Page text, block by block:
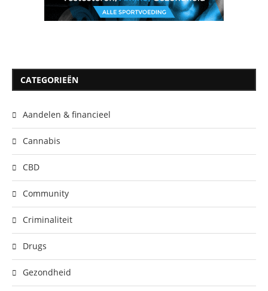
CATEGORIEËN
Aandelen & financieel
Cannabis
CBD
Community
Criminaliteit
Drugs
Gezondheid